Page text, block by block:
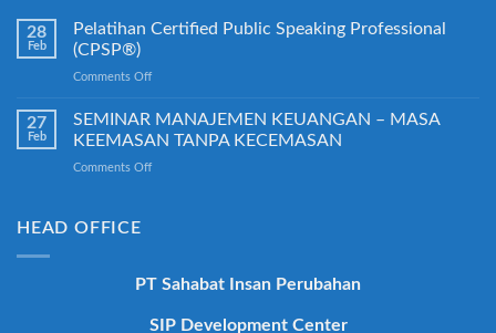
28
Feb
Pelatihan Certified Public Speaking Professional
(CPSP®)
Comments Offon
Certified
Public
27
Feb
SEMINAR MANAJEMEN KEUANGAN – MASA
KEEMASAN TANPA KECEMASAN
Comments Offon
KEEMASAN
KECEMASAN
HEAD OFFICE
PT Sahabat Insan Perubahan
SIP Development Center